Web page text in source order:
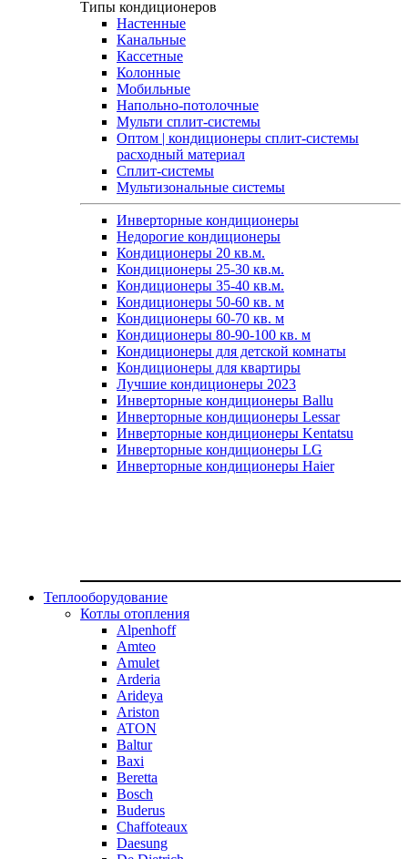
Типы кондиционеров
Настенные
Канальные
Кассетные
Колонные
Мобильные
Напольно-потолочные
Мульти сплит-системы
Оптом | кондиционеры сплит-системы
расходный материал
Сплит-системы
Мультизональные системы
Инверторные кондиционеры
Недорогие кондиционеры
Кондиционеры 20 кв.м.
Кондиционеры 25-30 кв.м.
Кондиционеры 35-40 кв.м.
Кондиционеры 50-60 кв. м
Кондиционеры 60-70 кв. м
Кондиционеры 80-90-100 кв. м
Кондиционеры для детской комнаты
Кондиционеры для квартиры
Лучшие кондиционеры 2023
Инверторные кондиционеры Ballu
Инверторные кондиционеры Lessar
Инверторные кондиционеры Kentatsu
Инверторные кондиционеры LG
Инверторные кондиционеры Haier
Теплооборудование
Котлы отопления
Alpenhoff
Amteo
Amulet
Arderia
Arideya
Ariston
ATON
Baltur
Baxi
Beretta
Bosch
Buderus
Chaffoteaux
Daesung